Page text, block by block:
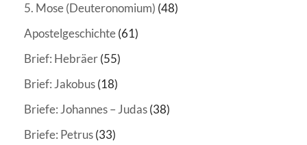
5. Mose (Deuteronomium) (48)
Apostelgeschichte(61)
Brief: Hebräer(55)
Brief: Jakobus(18)
Briefe: Johannes – Judas(38)
Briefe: Petrus(33)